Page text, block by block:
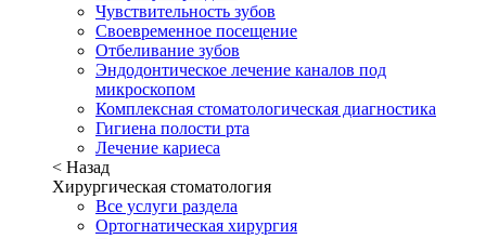
Чувствительность зубов
Своевременное посещение
Отбеливание зубов
Эндодонтическое лечение каналов под
микроскопом
Комплексная стоматологическая диагностика
Гигиена полости рта
Лечение кариеса
< Назад
Хирургическая стоматология
Все услуги раздела
Ортогнатическая хирургия